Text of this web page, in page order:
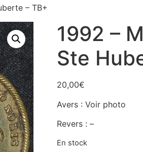
– TB+
1992 –
Ste
20,00€
Avers : Voir photo
Revers : –
En stock